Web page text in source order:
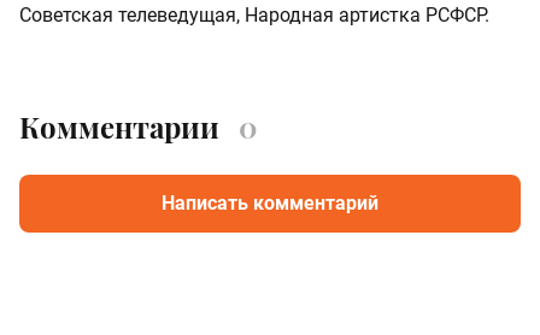
Советская телеведущая, Народная артистка РСФСР.
Комментарии 0
Написать комментарий